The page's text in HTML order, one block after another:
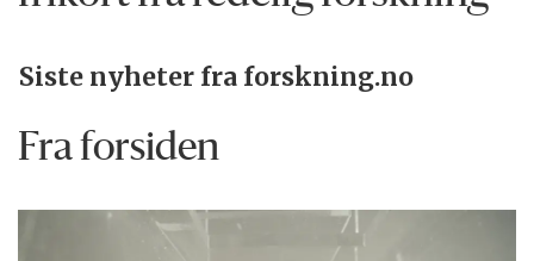
Siste nyheter fra forskning.no
Fra forsiden